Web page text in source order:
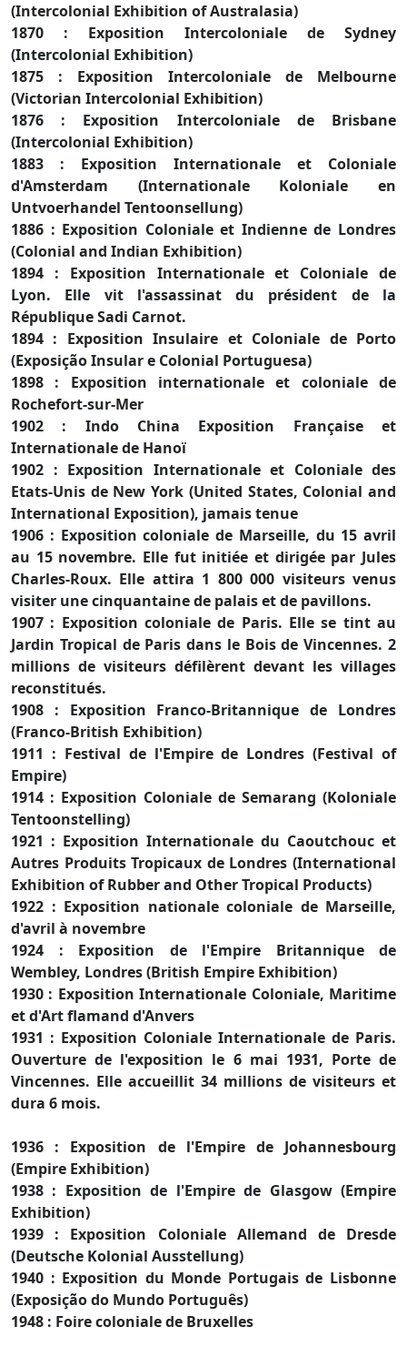
(Intercolonial Exhibition of Australasia)
1870 : Exposition Intercoloniale de Sydney
(Intercolonial Exhibition)
1875 : Exposition Intercoloniale de Melbourne
(Victorian Intercolonial Exhibition)
1876 : Exposition Intercoloniale de Brisbane
(Intercolonial Exhibition)
1883 : Exposition Internationale et Coloniale
d'Amsterdam (Internationale Koloniale en
Untvoerhandel Tentoonsellung)
1886 : Exposition Coloniale et Indienne de Londres
(Colonial and Indian Exhibition)
1894 : Exposition Internationale et Coloniale de
Lyon. Elle vit l'assassinat du président de la
République Sadi Carnot.
1894 : Exposition Insulaire et Coloniale de Porto
(Exposição Insular e Colonial Portuguesa)
1898 : Exposition internationale et coloniale de
Rochefort-sur-Mer
1902 : Indo China Exposition Française et
Internationale de Hanoï
1902 : Exposition Internationale et Coloniale des
Etats-Unis de New York (United States, Colonial and
International Exposition), jamais tenue
1906 : Exposition coloniale de Marseille, du 15 avril
au 15 novembre. Elle fut initiée et dirigée par Jules
Charles-Roux. Elle attira 1 800 000 visiteurs venus
visiter une cinquantaine de palais et de pavillons.
1907 : Exposition coloniale de Paris. Elle se tint au
Jardin Tropical de Paris dans le Bois de Vincennes. 2
millions de visiteurs défilèrent devant les villages
reconstitués.
1908 : Exposition Franco-Britannique de Londres
(Franco-British Exhibition)
1911 : Festival de l'Empire de Londres (Festival of
Empire)
1914 : Exposition Coloniale de Semarang (Koloniale
Tentoonstelling)
1921 : Exposition Internationale du Caoutchouc et
Autres Produits Tropicaux de Londres (International
Exhibition of Rubber and Other Tropical Products)
1922 : Exposition nationale coloniale de Marseille,
d'avril à novembre
1924 : Exposition de l'Empire Britannique de
Wembley, Londres (British Empire Exhibition)
1930 : Exposition Internationale Coloniale, Maritime
et d'Art flamand d'Anvers
1931 : Exposition Coloniale Internationale de Paris.
Ouverture de l'exposition le 6 mai 1931, Porte de
Vincennes. Elle accueillit 34 millions de visiteurs et
dura 6 mois.
1936 : Exposition de l'Empire de Johannesbourg
(Empire Exhibition)
1938 : Exposition de l'Empire de Glasgow (Empire
Exhibition)
1939 : Exposition Coloniale Allemand de Dresde
(Deutsche Kolonial Ausstellung)
1940 : Exposition du Monde Portugais de Lisbonne
(Exposição do Mundo Português)
1948 : Foire coloniale de Bruxelles